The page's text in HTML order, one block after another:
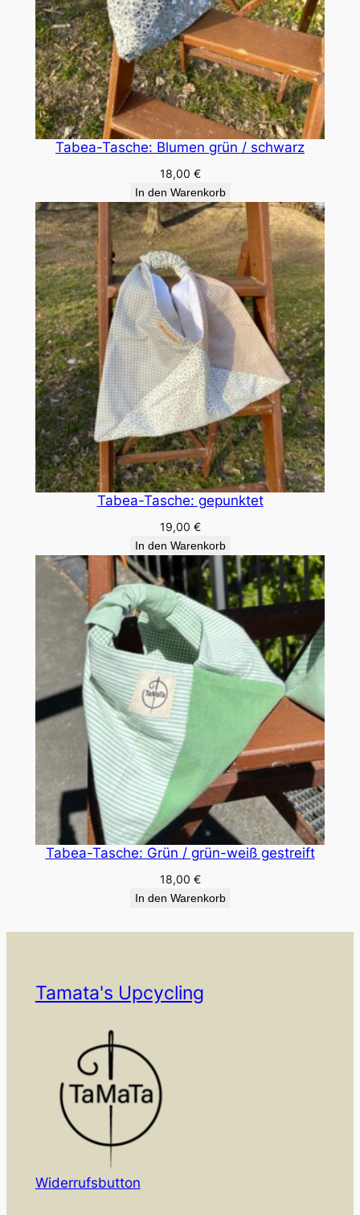
Tabea-Tasche: Blumen grün / schwarz
18,00 €
In den Warenkorb
Tabea-Tasche: gepunktet
19,00 €
In den Warenkorb
Tabea-Tasche: Grün / grün-weiß gestreift
18,00 €
In den Warenkorb
Tamata's Upcycling
Widerrufsbutton